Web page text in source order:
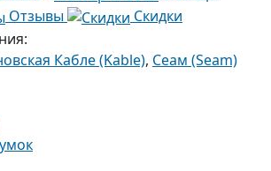
Отзывы
Скидки
Кабле (Kable), Сеам (Seam)